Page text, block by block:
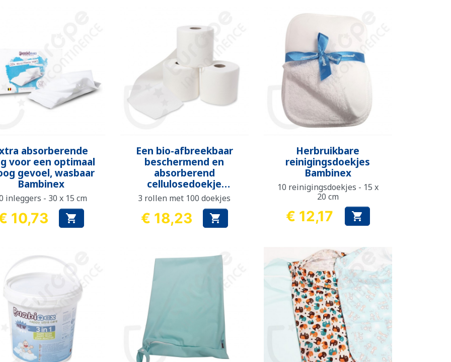
Snel bekijken
absorberende
voor een optimaal
gevoel, wasbaar
Bambinex
inleggers - 30 x 15 cm
Prijs
10,73 
Snel bekijken
Een bio-afbreekbaar
beschermend en
absorberend
cellulosedoekje
Bambinex
3 rollen met 100 doekjes
Prijs
€ 18,23 
Snel bekijken
Herbruikbare
reinigingsdoekjes
Bambinex
10 reinigingsdoekjes - 15 x
20 cm
Prijs
€ 12,17 